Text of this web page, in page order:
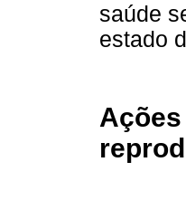
saúde
estado